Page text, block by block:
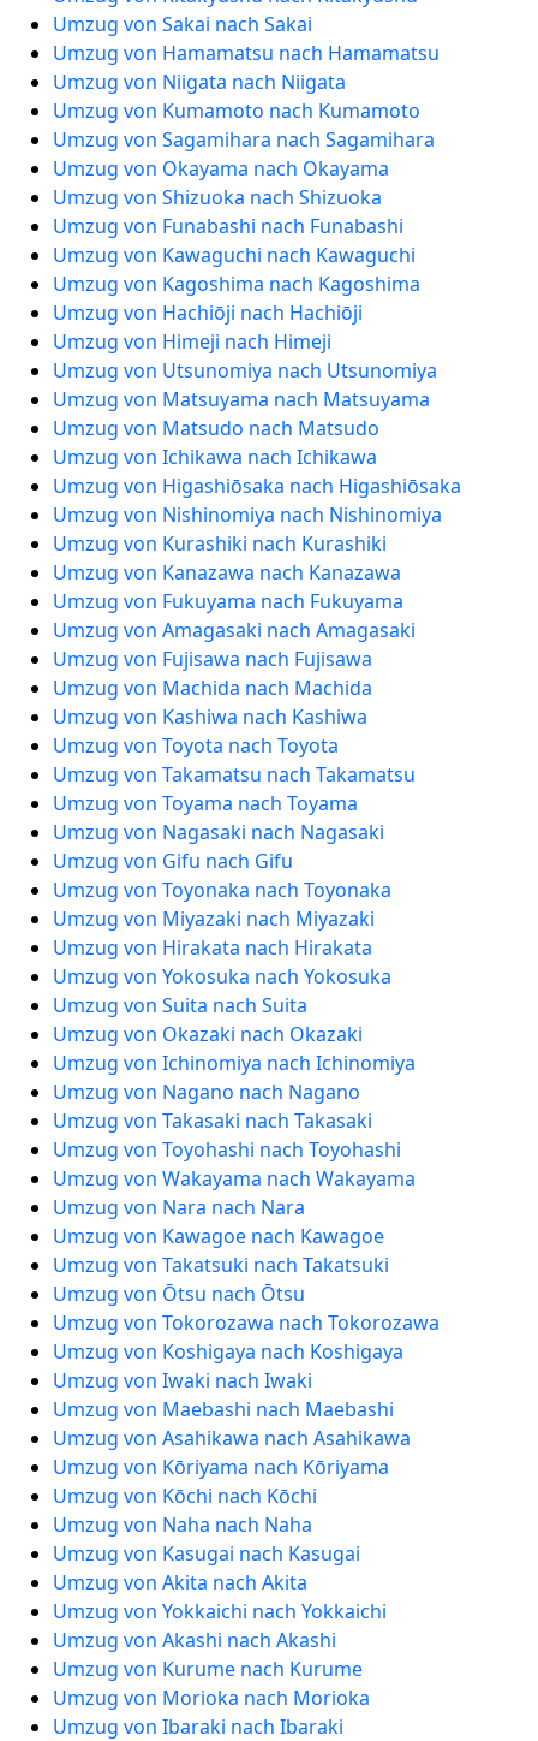
Umzug von Sakai nach Sakai
Umzug von Hamamatsu nach Hamamatsu
Umzug von Niigata nach Niigata
Umzug von Kumamoto nach Kumamoto
Umzug von Sagamihara nach Sagamihara
Umzug von Okayama nach Okayama
Umzug von Shizuoka nach Shizuoka
Umzug von Funabashi nach Funabashi
Umzug von Kawaguchi nach Kawaguchi
Umzug von Kagoshima nach Kagoshima
Umzug von Hachiōji nach Hachiōji
Umzug von Himeji nach Himeji
Umzug von Utsunomiya nach Utsunomiya
Umzug von Matsuyama nach Matsuyama
Umzug von Matsudo nach Matsudo
Umzug von Ichikawa nach Ichikawa
Umzug von Higashiōsaka nach Higashiōsaka
Umzug von Nishinomiya nach Nishinomiya
Umzug von Kurashiki nach Kurashiki
Umzug von Kanazawa nach Kanazawa
Umzug von Fukuyama nach Fukuyama
Umzug von Amagasaki nach Amagasaki
Umzug von Fujisawa nach Fujisawa
Umzug von Machida nach Machida
Umzug von Kashiwa nach Kashiwa
Umzug von Toyota nach Toyota
Umzug von Takamatsu nach Takamatsu
Umzug von Toyama nach Toyama
Umzug von Nagasaki nach Nagasaki
Umzug von Gifu nach Gifu
Umzug von Toyonaka nach Toyonaka
Umzug von Miyazaki nach Miyazaki
Umzug von Hirakata nach Hirakata
Umzug von Yokosuka nach Yokosuka
Umzug von Suita nach Suita
Umzug von Okazaki nach Okazaki
Umzug von Ichinomiya nach Ichinomiya
Umzug von Nagano nach Nagano
Umzug von Takasaki nach Takasaki
Umzug von Toyohashi nach Toyohashi
Umzug von Wakayama nach Wakayama
Umzug von Nara nach Nara
Umzug von Kawagoe nach Kawagoe
Umzug von Takatsuki nach Takatsuki
Umzug von Ōtsu nach Ōtsu
Umzug von Tokorozawa nach Tokorozawa
Umzug von Koshigaya nach Koshigaya
Umzug von Iwaki nach Iwaki
Umzug von Maebashi nach Maebashi
Umzug von Asahikawa nach Asahikawa
Umzug von Kōriyama nach Kōriyama
Umzug von Kōchi nach Kōchi
Umzug von Naha nach Naha
Umzug von Kasugai nach Kasugai
Umzug von Akita nach Akita
Umzug von Yokkaichi nach Yokkaichi
Umzug von Akashi nach Akashi
Umzug von Kurume nach Kurume
Umzug von Morioka nach Morioka
Umzug von Ibaraki nach Ibaraki